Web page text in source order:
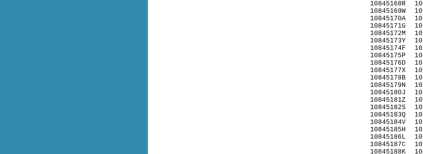
10845168R
10845169W
10845170A
10845171G
10845172M
10845173Y
10845174F
10845175P
10845176D
10845177X
10845178B
10845179N
10845180J
10845181Z
10845182S
10845183Q
10845184V
10845185H
10845186L
10845187C
10845188K